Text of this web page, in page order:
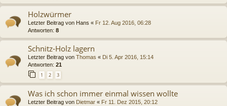
Holzwürmer
Letzter Beitrag von Hans « Fr 12. Aug 2016, 06:28
Antworten: 8
Schnitz-Holz lagern
Letzter Beitrag von Thomas « Di 5. Apr 2016, 15:14
Antworten: 21
1 2 3
Was ich schon immer einmal wissen wollte
Letzter Beitrag von Dietmar « Fr 11. Dez 2015, 20:12